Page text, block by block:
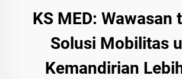
KS MED: Wawasan
Solusi Mobilitas
Kemandirian